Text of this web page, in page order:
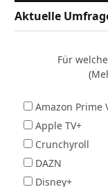
Aktuelle
Für
Amazon Prime
Apple TV+
Crunchyroll
DAZN
Disney+